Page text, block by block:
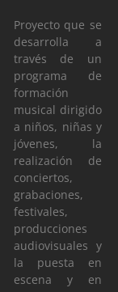
Proyecto que se
desarrolla a
través de un
programa de
formación
musical dirigido
a niños, niñas y
jóvenes, la
realización de
conciertos,
grabaciones,
festivales,
producciones
audiovisuales y
la puesta en
escena y en